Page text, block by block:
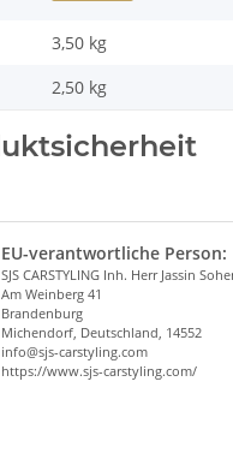
3,50 kg
2,50 kg
EU-verantwortliche Person:
SJS CARSTYLING Inh. Herr Jassin
Am Weinberg 41
Brandenburg
Michendorf, Deutschland, 14552
info@sjs-carstyling.com
https://www.sjs-carstyling.com/